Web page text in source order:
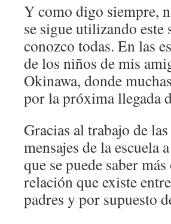
Y como digo siempre,
se sigue utilizando este
conozco todas. En las
de los niños de mis
Okinawa, donde
por la próxima llegada
Gracias al trabajo de
mensajes de la escuela
que se puede saber
relación que existe
padres y por supuesto